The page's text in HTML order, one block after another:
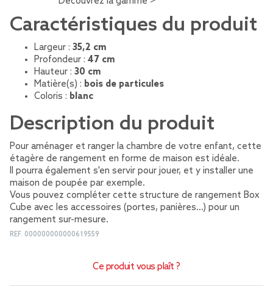
Caractéristiques du produit
Largeur : 35,2 cm
Profondeur : 47 cm
Hauteur : 30 cm
Matière(s) : bois de particules
Coloris : blanc
Description du produit
Pour aménager et ranger la chambre de votre enfant, cette
étagère de rangement en forme de maison est idéale.
Il pourra également s'en servir pour jouer, et y installer une
maison de poupée par exemple.
Vous pouvez compléter cette structure de rangement Box
Cube avec les accessoires (portes, panières...) pour un
rangement sur-mesure.
REF. 000000000000619559
Ce produit vous plaît ?